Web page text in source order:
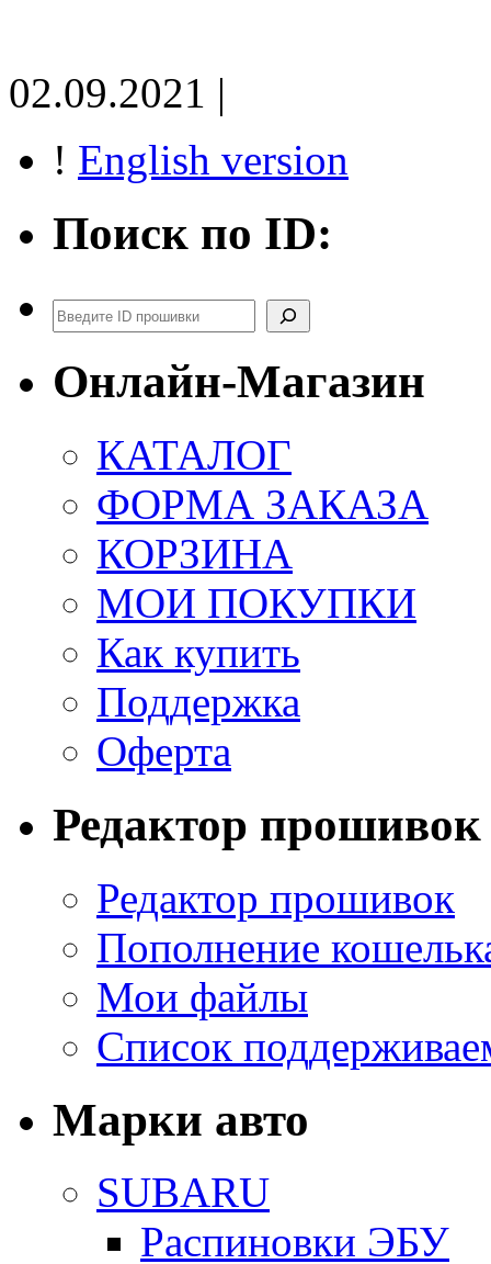
02.09.2021 |
! English version
Поиск по ID:
Поиск
Онлайн-Магазин
КАТАЛОГ
ФОРМА ЗАКАЗА
КОРЗИНА
МОИ ПОКУПКИ
Как купить
Поддержка
Оферта
Редактор прошивок
Редактор прошивок
Пополнение
Мои файлы
Список
Марки авто
SUBARU
Распиновки ЭБУ